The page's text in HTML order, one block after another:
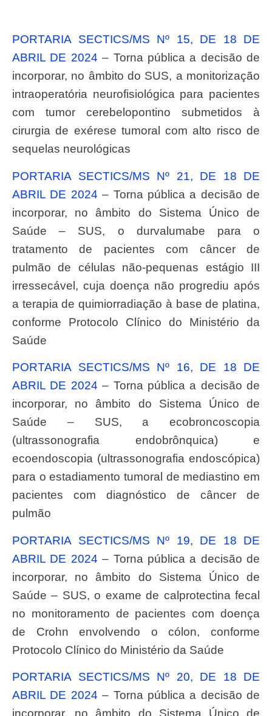
PORTARIA SECTICS/MS Nº 15, DE 18 DE
ABRIL DE 2024 – Torna pública a decisão de
incorporar, no âmbito do SUS, a monitorização
intraoperatória neurofisiológica para pacientes
com tumor cerebelopontino submetidos à
cirurgia de exérese tumoral com alto risco de
sequelas neurológicas
PORTARIA SECTICS/MS Nº 21, DE 18 DE
ABRIL DE 2024 – Torna pública a decisão de
incorporar, no âmbito do Sistema Único de
Saúde – SUS, o durvalumabe para o
tratamento de pacientes com câncer de
pulmão de células não-pequenas estágio III
irressecável, cuja doença não progrediu após
a terapia de quimiorradiação à base de platina,
conforme Protocolo Clínico do Ministério da
Saúde
PORTARIA SECTICS/MS Nº 16, DE 18 DE
ABRIL DE 2024 – Torna pública a decisão de
incorporar, no âmbito do Sistema Único de
Saúde – SUS, a ecobroncoscopia
(ultrassonografia endobrônquica) e
ecoendoscopia (ultrassonografia endoscópica)
para o estadiamento tumoral de mediastino em
pacientes com diagnóstico de câncer de
pulmão
PORTARIA SECTICS/MS Nº 19, DE 18 DE
ABRIL DE 2024 – Torna pública a decisão de
incorporar, no âmbito do Sistema Único de
Saúde – SUS, o exame de calprotectina fecal
no monitoramento de pacientes com doença
de Crohn envolvendo o cólon, conforme
Protocolo Clínico do Ministério da Saúde
PORTARIA SECTICS/MS Nº 20, DE 18 DE
ABRIL DE 2024 – Torna pública a decisão de
incorporar, no âmbito do Sistema Único de